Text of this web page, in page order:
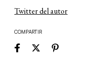
Twitter del autor
COMPARTIR